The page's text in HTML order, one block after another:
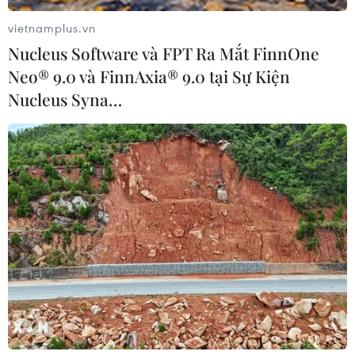
Sơn La công bố tình huống
khẩn cấp về thiên tai với
hai xã Muổi Nọi, Nậm Lầu
08/08/2026 03:53
Hà Nội kiên quyết xử lý vi
08/08/2026 03:29
65 năm thảm họa da cam:
Tiếp nối công lý, sẻ chia
nỗi đau
08/08/2026 03:28
Vĩnh Long: Còn thông tin
là còn tìm kiếm, không bỏ
sót hài cốt liệt sỹ
08/08/2026 03:23
vietnamplus.vn
Nucleus Software và FPT Ra Mắt FinnOne
Neo® 9.0 và FinnAxia® 9.0 tại Sự Kiện
Nucleus Syna…